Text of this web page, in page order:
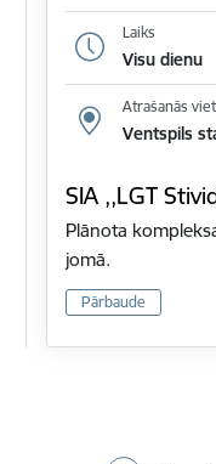
Laiks
Visu dienu
Atrašanās
Ventspils
SIA ,,LGT
Plānota
jomā.
Pārbaude